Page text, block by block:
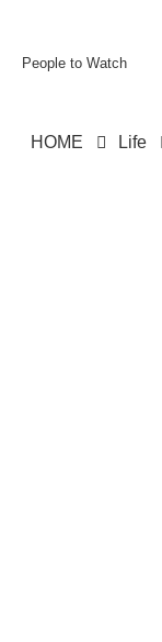
People to Watch
HOME Life